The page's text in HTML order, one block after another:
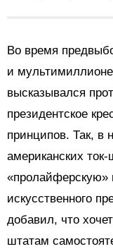
Во время
и
высказывался
президентское
принципов. Так, в
американских
«пролайферскую»
искусственного
добавил, что
штатам